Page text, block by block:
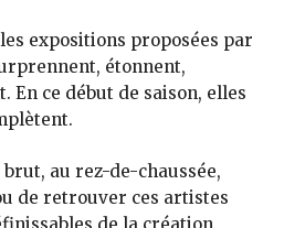
expositions proposées par
étonnent,
En ce début de saison, elles
au rez-de-chaussée,
de retrouver ces artistes